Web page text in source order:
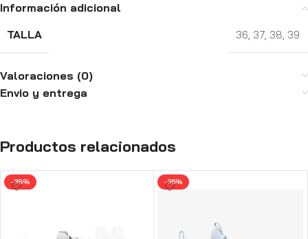
Información adicional
TALLA
36, 37, 38, 39
Valoraciones (0)
Envio y entrega
Productos relacionados
-38% -36%